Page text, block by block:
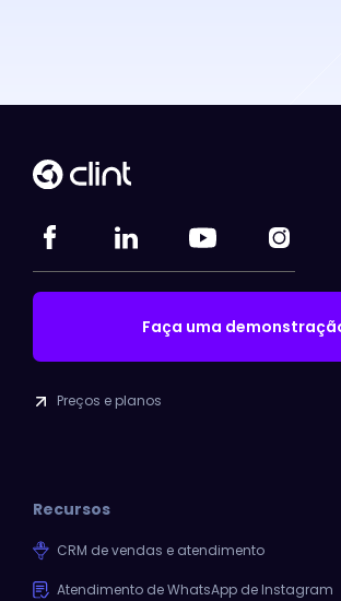
Faça uma
Preços e planos
Recursos
CRM de vendas e atendimento
Atendimento de WhatsApp de Instagram